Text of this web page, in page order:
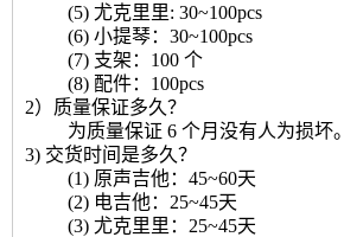
(5) 尤克里里: 30~100pcs
(6) 小提琴：30~100pcs
(7) 支架：100 个
(8) 配件：100pcs
2）质量保证多久？
为质量保证 6 个月没有人为损坏。
3) 交货时间是多久？
(1) 原声吉他：45~60天
(2) 电吉他：25~45天
(3) 尤克里里：25~45天